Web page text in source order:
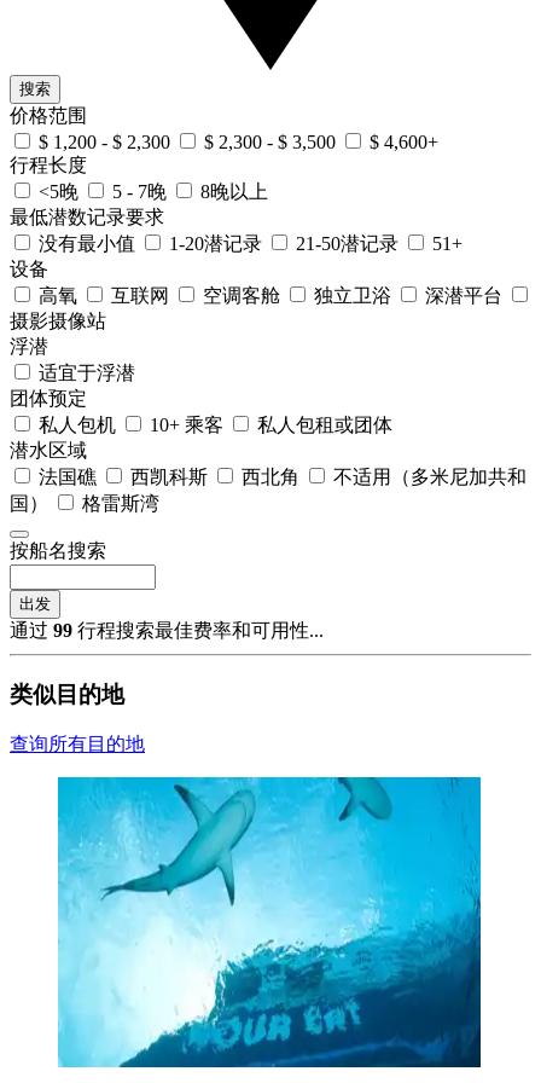
搜索
价格范围
$ 1,200 - $ 2,300
$ 2,300 - $ 3,500
$ 4,600+
行程长度
<5晚
5 - 7晚
8晚以上
最低潜数记录要求
没有最小值
1-20潜记录 21-50潜记录
51+
设备
高氧
互联网 空调客舱 独立卫浴
深潜平台
摄影摄像站
浮潜
适宜于浮潜
团体预定
私人包机
10+ 乘客
私人包租或团体
潜水区域
法国礁
西凯科斯 西北角
不适用（多米尼加共和
国）
格雷斯湾
按船名搜索
出发
通过 99 行程搜索最佳费率和可用性...
类似目的地
查询所有目的地